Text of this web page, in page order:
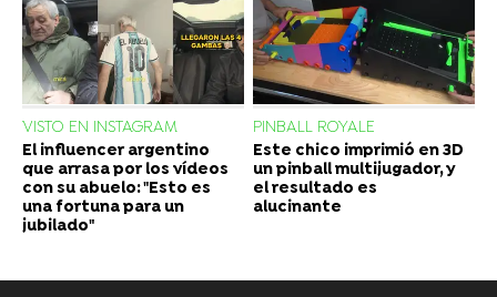
VISTO EN INSTAGRAM
El influencer argentino
que arrasa por los vídeos
con su abuelo: "Esto es
una fortuna para un
jubilado"
PINBALL ROYALE
Este chico imprimió en 3D
un pinball multijugador, y
el resultado es
alucinante